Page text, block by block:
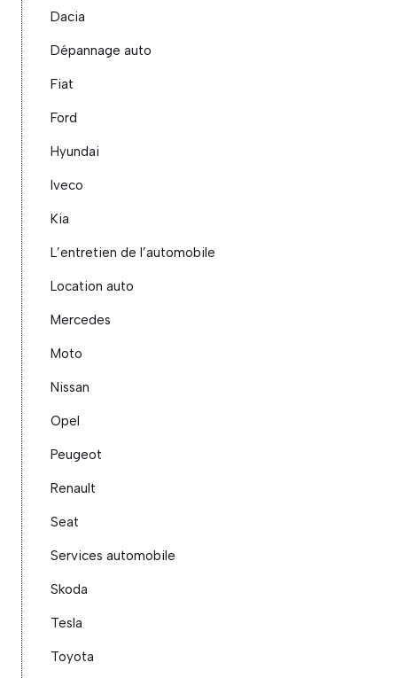
Dacia
Dépannage auto
Fiat
Ford
Hyundai
Iveco
Kia
L’entretien de l’automobile
Location auto
Mercedes
Moto
Nissan
Opel
Peugeot
Renault
Seat
Services automobile
Skoda
Tesla
Toyota